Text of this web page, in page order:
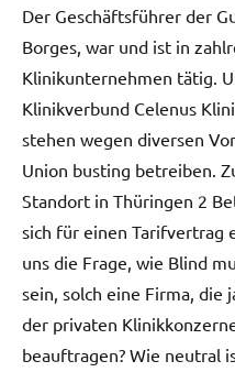
Der Geschäftsführer der
Borges, war und ist in
Klinikunternehmen tätig.
Klinikverbund Celenus
stehen wegen diversen
Union busting betreiben.
Standort in Thüringen 2
sich für einen Tarifvertrag
uns die Frage, wie Blind
sein, solch eine Firma, die
der privaten
beauftragen? Wie neutral